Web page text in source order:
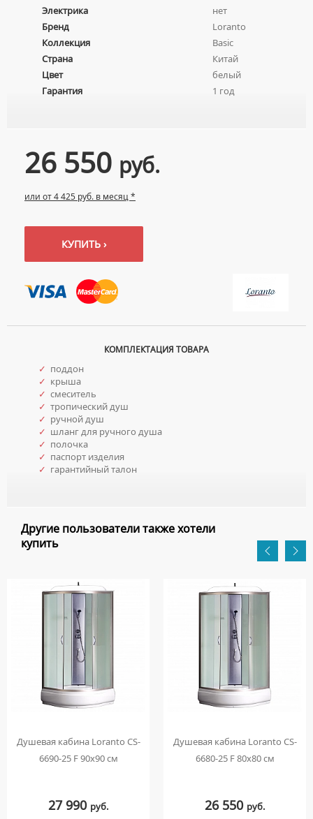
Электрика
нет
Бренд
Loranto
Коллекция
Basic
Страна
Китай
Цвет
белый
Гарантия
1 год
26 550 руб.
или от 4 425 руб. в месяц *
КУПИТЬ ›
КОМПЛЕКТАЦИЯ ТОВАРА
✓ поддон
✓ крыша
✓ смеситель
✓ тропический душ
✓ ручной душ
✓ шланг для ручного душа
✓ полочка
✓ паспорт изделия
✓ гарантийный талон
Другие пользователи также хотели
купить
Душевая кабина Loranto CS-
6690-25 F 90х90 см
27 990 руб.
Душевая кабина Loranto CS-
6680-25 F 80х80 см
26 550 руб.
ПЬЕДЕСТАЛЫ ДЛЯ УМЫВАЛЬНИКОВ
ПОЛУПЬЕДЕСТАЛЫ ДЛЯ УМЫВАЛЬНИКОВ